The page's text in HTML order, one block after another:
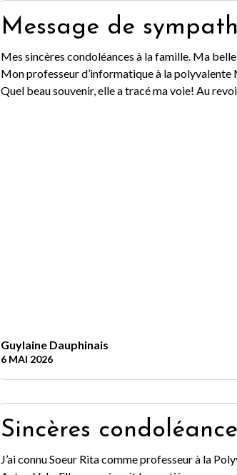
Message de
Mes sincères condoléances à la famille. Ma
Mon professeur d’informatique à la
Quel beau souvenir, elle a tracé ma voie! Au
Guylaine Dauphinais
6 MAI 2026
Sincères
J’ai connu Soeur Rita comme professeur à la